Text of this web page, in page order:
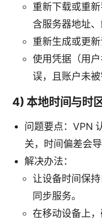
重新下载或重
含服务器地址、
重新生成或更新
使用凭据（用
误，且账户未被
4) 本地时间与时
问题要点：VPN
关，时间偏差会
解决办法：
让设备时间保
同步服务。
在移动设备上